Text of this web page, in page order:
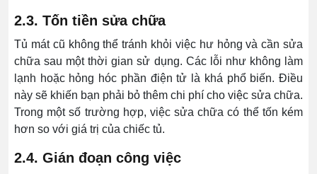
2.3. Tốn tiền sửa chữa
Tủ mát cũ không thể tránh khỏi việc hư hỏng và cần sửa
chữa sau một thời gian sử dụng. Các lỗi như không làm
lạnh hoặc hỏng hóc phần điện tử là khá phổ biến. Điều
này sẽ khiến bạn phải bỏ thêm chi phí cho việc sửa chữa.
Trong một số trường hợp, việc sửa chữa có thể tốn kém
hơn so với giá trị của chiếc tủ.
2.4. Gián đoạn công việc